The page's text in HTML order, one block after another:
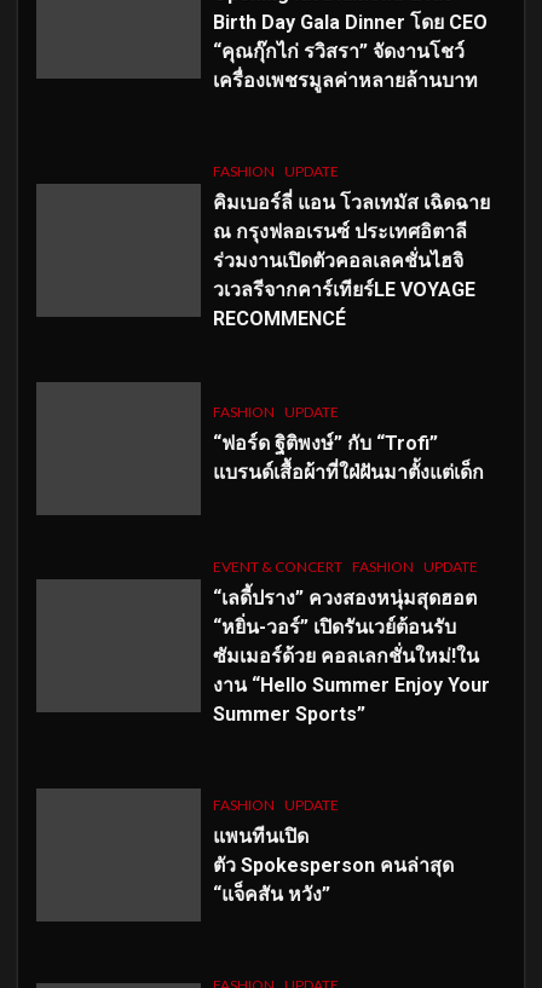
Birth Day Gala Dinner โดย CEO
“คุณกุ๊กไก่ รวิสรา” จัดงานโชว์
เครื่องเพชรมูลค่าหลายล้านบาท
FASHION UPDATE
คิมเบอร์ลี่ แอน โวลเทมัส เฉิดฉาย
ณ กรุงฟลอเรนซ์ ประเทศอิตาลี
ร่วมงานเปิดตัวคอลเลคชั่นไฮจิ
วเวลรีจากคาร์เทียร์LE VOYAGE
RECOMMENCÉ
FASHION UPDATE
“ฟอร์ด ฐิติพงษ์” กับ “Trofi”
แบรนด์เสื้อผ้าที่ใฝ่ฝันมาตั้งแต่เด็ก
EVENT & CONCERT FASHION UPDATE
“เลดี้ปราง” ควงสองหนุ่มสุดฮอต
“หยิ่น-วอร์” เปิดรันเวย์ต้อนรับ
ซัมเมอร์ด้วย คอลเลกชั่นใหม่!ใน
งาน “Hello Summer Enjoy Your
Summer Sports”
FASHION UPDATE
แพนทีนเปิด
ตัว Spokesperson คนล่าสุด
“แจ็คสัน หวัง”